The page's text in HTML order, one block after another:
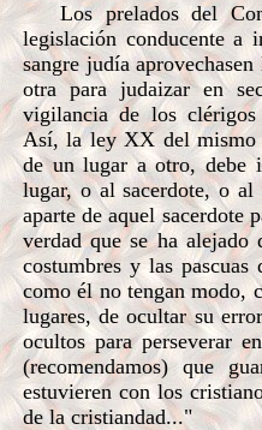
Los prelados del
legislación conducente a
sangre judía
otra para judaizar en
vigilancia de los
Así, la ley XX del mismo
de un lugar a otro, debe
lugar, o al sacerdote, o
aparte de aquel sacerdote
verdad que se ha alejado
costumbres y las
como él no tengan modo,
lugares, de ocultar su
ocultos para perseverar
(recomendamos) que
estuvieren con los
de la cristiandad..."